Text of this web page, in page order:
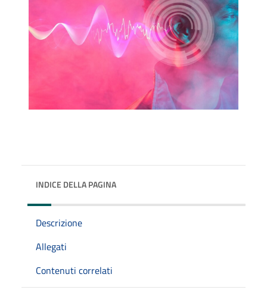
INDICE DELLA PAGINA
Descrizione
Allegati
Contenuti correlati